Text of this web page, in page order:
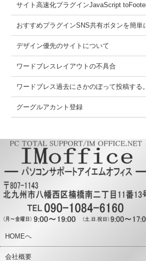
サイト高速化プラグインJavaScript
おすすめプラグインSNS共有ボタンを簡単
デザイン優先のサイトについて
ワードブレスレイアウトの不具合
ワードブレス過去にさかのぼって投稿する。
グーグルアカント登録
HOMEへ
会社概要